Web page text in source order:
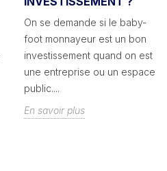
On se demande si le baby-
foot monnayeur est un bon
investissement quand on est
une entreprise ou un espace
public....
En savoir plus